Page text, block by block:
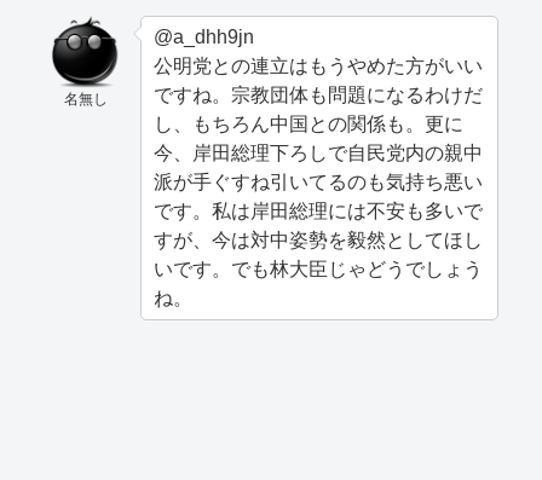
名無し
@a_dhh9jn
公明党との連立はもうやめた方がいい
ですね。宗教団体も問題になるわけだ
し、もちろん中国との関係も。更に
今、岸田総理下ろしで自民党内の親中
派が手ぐすね引いてるのも気持ち悪い
です。私は岸田総理には不安も多いで
すが、今は対中姿勢を毅然としてほし
いです。でも林大臣じゃどうでしょう
ね。